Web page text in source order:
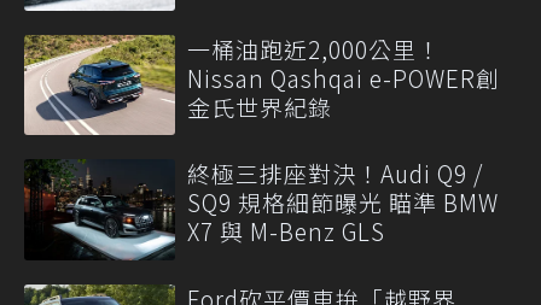
一桶油跑近2,000公里！
Nissan Qashqai e-POWER創
金氏世界紀錄
終極三排座對決！Audi Q9 /
SQ9 規格細節曝光 瞄準 BMW
X7 與 M-Benz GLS
Ford砍平價車拚「越野界